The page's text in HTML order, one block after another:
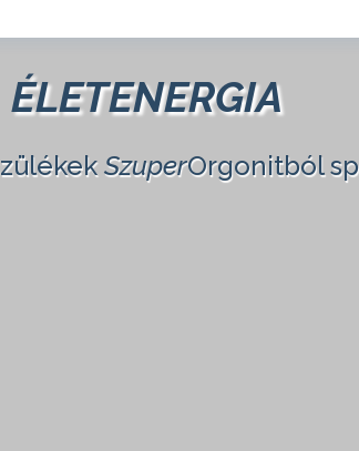
ÉLETENERGIA
SzuperOrgonitból